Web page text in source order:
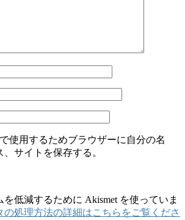
使用するためブラウザーに自分の名
サイトを保存する。
低減するために Akismet を使っていま
の処理方法の詳細はこちらをご覧くださ